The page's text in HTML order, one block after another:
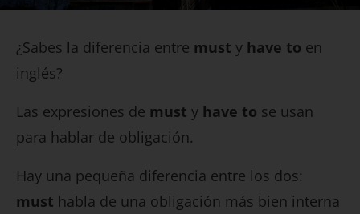
¿Sabes la diferencia entre must y have to en
inglés?
Las expresiones de must y have to se usan
para hablar de obligación.
Hay una pequeña diferencia entre los dos:
must habla de una obligación más bien interna